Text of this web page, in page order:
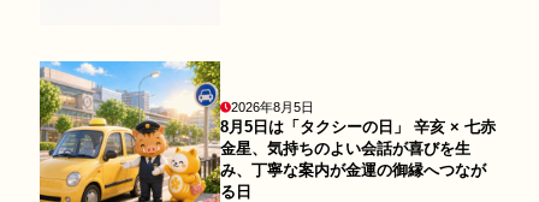
2026年8月5日
8月5日は「タクシーの日」 辛亥 × 七赤
金星、気持ちのよい会話が喜びを生
み、丁寧な案内が金運の御縁へつなが
る日